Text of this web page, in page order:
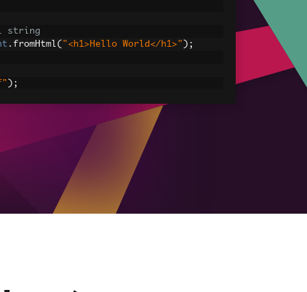
string
. fromHtml( "<h1>Hello World</h1>" );
);
Images, CSS, and JavaScript.
"<img src='icons/iron.png'>"
fromHtml htmlContentWithAsset
with-assets.pdf"